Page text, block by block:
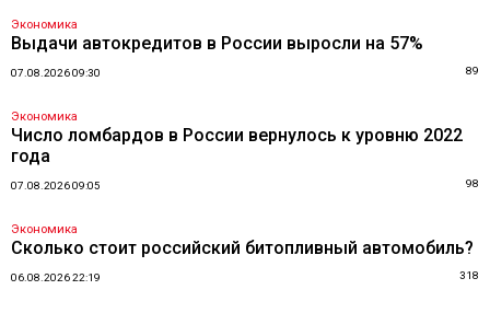
Экономика
Выдачи автокредитов в России выросли на 57%
07.08.2026 09:30 89
Экономика
Число ломбардов в России вернулось к уровню 2022
года
07.08.2026 09:05 98
Экономика
Сколько стоит российский битопливный автомобиль?
06.08.2026 22:19 318